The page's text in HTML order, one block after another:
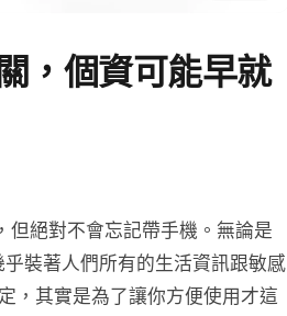
，個資可能早就
但絕對不會忘記帶手機。無論是
裝著人們所有的生活資訊跟敏感
，其實是為了讓你方便使用才這